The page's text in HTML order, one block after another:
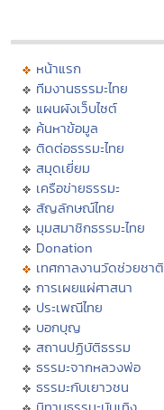
หน้าแรก
ทีมงานธรรมะไทย
แผนผังเว็บไซต์
ค้นหาข้อมูล
ติดต่อธรรมะไทย
สมุดเยี่ยม
เครือข่ายธรรมะ
สัญลักษณ์ไทย
มุมสมาชิกธรรมะไทย
Donation
เทศกาลงานวัดช่วยชาติ
การเผยแผ่ศาสนา
ประเพณีไทย
บอกบุญ
สถานปฏิบัติธรรม
ธรรมะจากหลวงพ่อ
ธรรมะกับเยาวชน